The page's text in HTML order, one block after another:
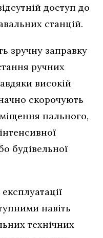
доступ до
станцій.
зручну заправку
ручних
високій
скорочують
пального,
будівельної
навіть
технічних